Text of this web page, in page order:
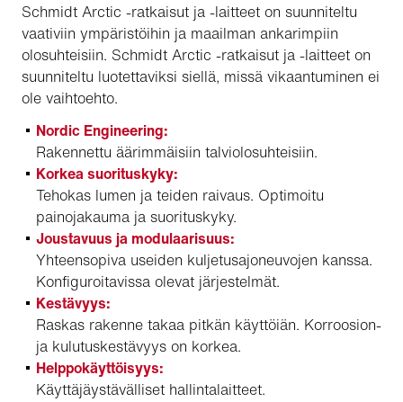
Schmidt Arctic -ratkaisut ja -laitteet on suunniteltu
vaativiin ympäristöihin ja maailman ankarimpiin
olosuhteisiin. Schmidt Arctic -ratkaisut ja -laitteet on
suunniteltu luotettaviksi siellä, missä vikaantuminen ei
ole vaihtoehto.
Nordic Engineering:
Rakennettu äärimmäisiin talviolosuhteisiin.
Korkea suorituskyky:
Tehokas lumen ja teiden raivaus. Optimoitu
painojakauma ja suorituskyky.
Joustavuus ja modulaarisuus:
Yhteensopiva useiden kuljetusajoneuvojen kanssa.
Konfiguroitavissa olevat järjestelmät.
Kestävyys:
Raskas rakenne takaa pitkän käyttöiän. Korroosion-
ja kulutuskestävyys on korkea.
Helppokäyttöisyys:
Käyttäjäystävälliset hallintalaitteet.